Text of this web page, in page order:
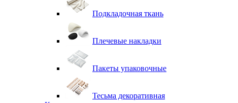
Подкладочная ткань
Плечевые накладки
Пакеты упаковочные
Тесьма декоративная